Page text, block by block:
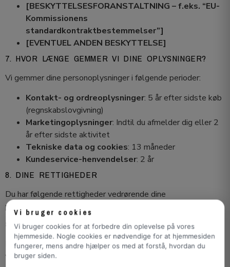
[BESKYTTELSESFORANSTALTNING – f.eks. “EU-
Kommissionens
standardkontraktbestemmelser”]
[EVENTUEL ANDEN BESKYTTELSE]
7. HVOR LÆNGE GEMMER VI DINE OPLYSNINGER?
Vi gemmer dine personoplysninger i følgende perioder:
Kontakt- og ordreoplysninger: 5 år efter sidste køb
(regnskabslovgivning)
Marketingoplysninger: Indtil du afmelder dig eller 2
år efter sidste aktivitet
Tekniske data og cookies: 13 måneder
Kundeservice-henvendelser: 2 år
8. DINE RETTIGHEDER
Du har følgende rettigheder vedrørende dine
personoplysninger:
8.1 Ret til indsigt
Du kan anmode om oplysninger om, hvilke personoplysninger
vi behandler om dig.
Vi bruger cookies
Vi bruger cookies for at forbedre din oplevelse på vores
hjemmeside. Nogle cookies er nødvendige for at hjemmesiden
fungerer, mens andre hjælper os med at forstå, hvordan du
bruger siden.